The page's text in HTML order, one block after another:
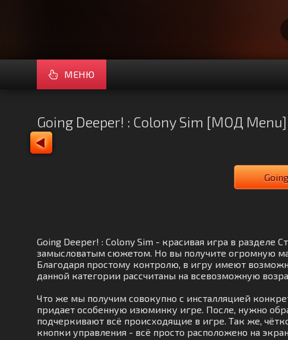
МЕНЮ
Going Deeper! : Colony Sim [МОД Menu]
Going Deeper! : Colony Sim - красивая игра в разделе
замысловатым сюжетом. Но вы получите огромную
Благодаря простому контролю, в игру имеют
данной категории рассчитаны на всевозможную
Что же мы получим совокупно с инсталляцией
придает особенную изюминку игре. После, нужно
подчеркивают всё происходящие в игре. Так же,
кнопки управления - всё просто расположено на